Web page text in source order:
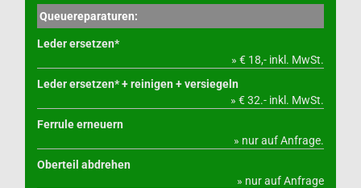
Queuereparaturen:
Leder ersetzen*
» € 18,- inkl. MwSt.
Leder ersetzen* + reinigen + versiegeln
» € 32.- inkl. MwSt.
Ferrule erneuern
» nur auf Anfrage.
Oberteil abdrehen
» nur auf Anfrage